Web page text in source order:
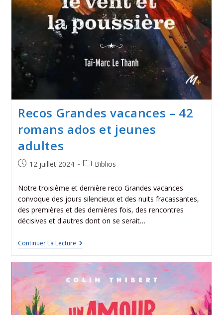
Recos Grandes vacances – 42
romans ados et jeunes
adultes
12 juillet 2024 Biblios
Notre troisième et dernière reco Grandes vacances
convoque des jours silencieux et des nuits fracassantes,
des premières et des dernières fois, des rencontres
décisives et d'autres dont on se serait…
Continuer La Lecture